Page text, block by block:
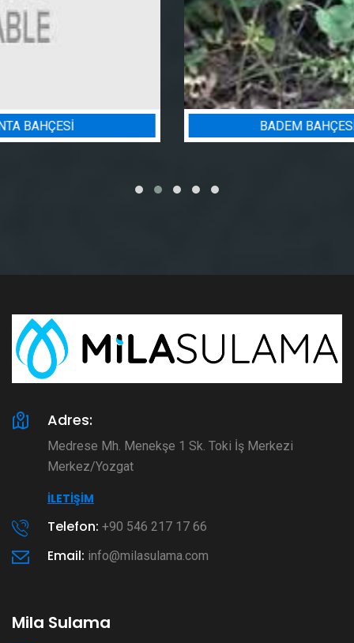
BADEM BAHÇESI SULAMA PROJESI
Adres:
Medrese Mh. Menekşe 1 Sk. Toki İş Merkezi
Merkez/Yozgat
İLETIŞIM
Telefon: +90 546 217 17 66
Email: info@milasulama.com
Mila Sulama